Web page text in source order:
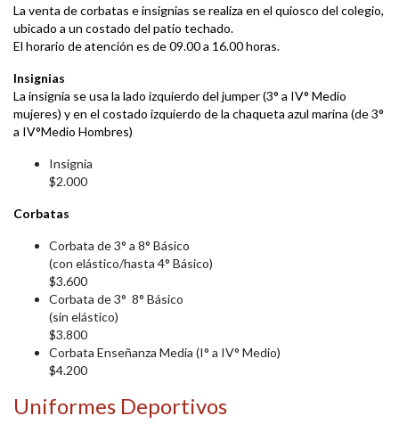
La venta de corbatas e insignias se realiza en el quiosco del colegio,
ubicado a un costado del patio techado.
El horario de atención es de 09.00 a 16.00 horas.
Insignias
La insignia se usa la lado izquierdo del jumper (3° a IV° Medio
mujeres) y en el costado izquierdo de la chaqueta azul marina (de 3°
a IV°Medio Hombres)
Insignia
$2.000
Corbatas
Corbata de 3° a 8° Básico
(con elástico/hasta 4° Básico)
$3.600
Corbata de 3° 8° Básico
(sin elástico)
$3.800
Corbata Enseñanza Media (I° a IV° Medio)
$4.200
Uniformes Deportivos